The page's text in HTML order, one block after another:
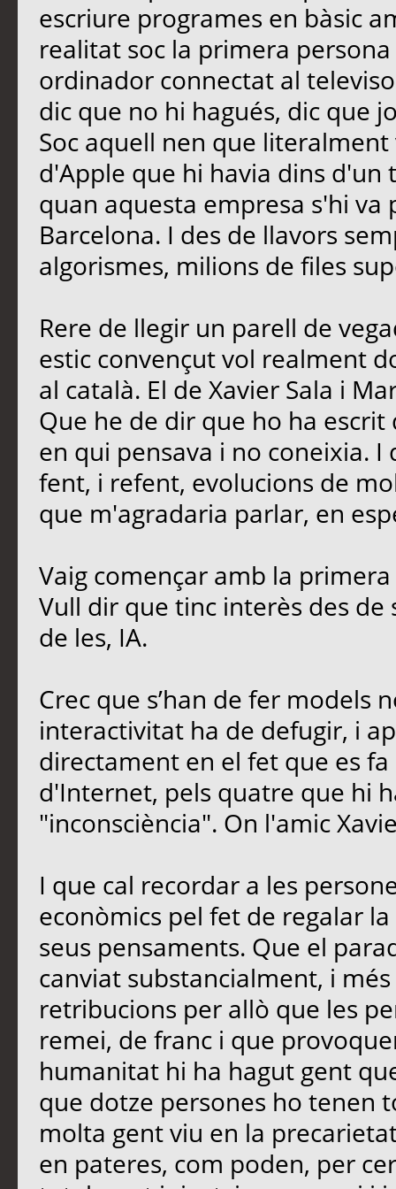
escriure programes en bàsic
realitat soc la primera
ordinador connectat al
dic que no hi hagués, dic que
Soc aquell nen que
d'Apple que hi havia dins
quan aquesta empresa s'hi
Barcelona. I des de llavors
algorismes, milions de files
Rere de llegir un parell de
estic convençut vol realment
al català. El de Xavier Sala i
Que he de dir que ho ha
en qui pensava i no coneixia.
fent, i refent, evolucions de
que m'agradaria parlar, en
Vaig començar amb la
Vull dir que tinc interès des
de les, IA.
Crec que s’han de fer models
interactivitat ha de defugir, i
directament en el fet que es
d'Internet, pels quatre que hi
"inconsciència". On l'amic
I que cal recordar a les
econòmics pel fet de regalar
seus pensaments. Que el
canviat substancialment, i
retribucions per allò que les
remei, de franc i que
humanitat hi ha hagut gent
que dotze persones ho tenen
molta gent viu en la
en pateres, com poden, per